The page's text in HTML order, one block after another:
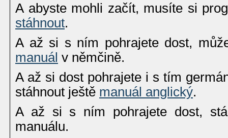
A abyste mohli začít, musíte si
stáhnout.
A až si s ním pohrajete dost,
manuál v němčině.
A až si dost pohrajete i s tím
stáhnout ještě manuál anglický.
A až si s ním pohrajete dost,
manuálu.